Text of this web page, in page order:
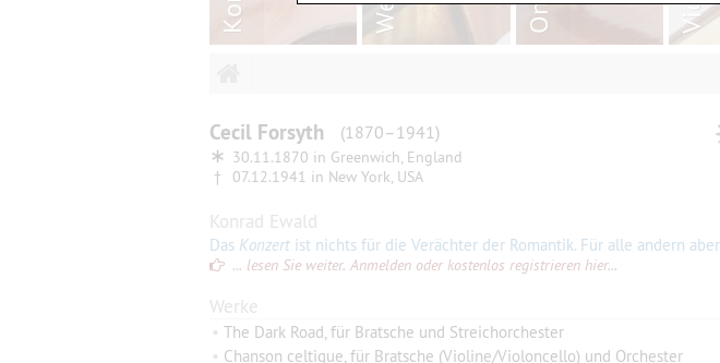
Cecil Forsyth (1870–1941)
∗ 30.11.1870 in Greenwich, England
†
07.12.1941 in New York, USA
Konrad Ewald
Das Konzert ist nichts für die Verächter der Romantik. Für alle andern aber ist das einmal ein rechtes Violakonzert, von A bis Z bratschistisch empfunden. Die Doppelgriffe machen
... lesen Sie weiter. Anmelden oder kostenlos registrieren hier...
Werke
• The Dark Road, für Bratsche und Streichorchester
• Chanson celtique, für Bratsche (Violine/Violoncello) und Orchester